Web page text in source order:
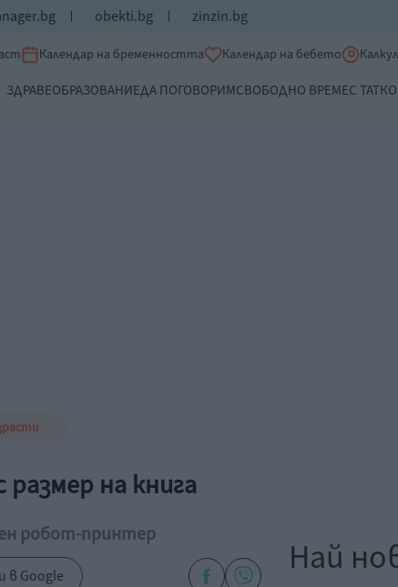
obekti.bg zinzin.bg
Календар на бременността Календар на бебето
ЗДРАВЕОБРАЗОВАНИЕДА ПОГОВОРИМСВОБОДНО ВРЕМЕС ТАТКО
на книга
робот-принтер
в Google Най